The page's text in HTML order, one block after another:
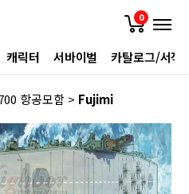
0
캐릭터 서바이벌 카탈로그/서적
항공모함 > Fujimi